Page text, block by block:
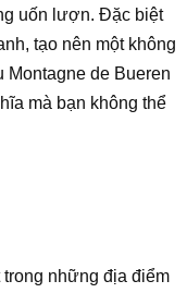
uốn lượn. Đặc biệt
tạo nên một không
Montagne de Bueren
mà bạn không thể
những địa điểm